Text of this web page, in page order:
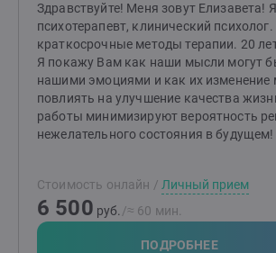
метод я подбираю индивидуально,
запросы, особенности личности и
Психология стала не просто моей
частью жизни, чему я искренне рада.
безвыходных ситуаций не бывает. В
человеке есть ресурсы для
трудностей. Моя задача — помочь вам
найти лучший путь к изменениям. Буду
Здравствуйте! Меня зовут Елизавета! Я
психотерапевт, клинический
краткосрочные методы терапии. 20
Я покажу Вам как наши мысли могут
нашими эмоциями и как их изменение
повлиять на улучшение качества
работы минимизируют вероятность
нежелательного состояния в будущем!
Стоимость онлайн / Личный прием
6 500 руб. /≈ 60 мин.
ПОДРОБНЕЕ